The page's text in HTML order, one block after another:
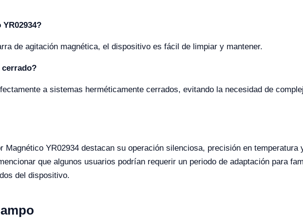
de agitación magnética, el dispositivo es fácil de limpiar y mantener.
cerrado?
a sistemas herméticamente cerrados, evitando la necesidad de
Magnético YR02934 destacan su operación silenciosa, precisión en temperatura
que algunos usuarios podrían requerir un periodo de adaptación para
del dispositivo.